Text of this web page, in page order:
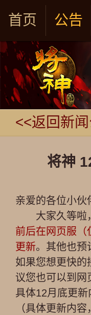
首页 公告
<<返回新
将神
亲爱的各位小伙
大家久等啦
前后在网页服（
更新。其他也预
如果您想更快的
议您也可以到网
具体12月底更新
（具体更新内